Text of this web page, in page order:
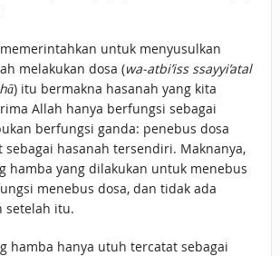
untuk menyusulkan
melakukan dosa (wa-atbi’iss ssayyi’atal
) itu bermakna hasanah yang kita
Allah hanya berfungsi sebagai
berfungsi ganda: penebus dosa
sebagai hasanah tersendiri. Maknanya,
hamba yang dilakukan untuk menebus
menebus dosa, dan tidak ada
setelah itu.
hamba hanya utuh tercatat sebagai